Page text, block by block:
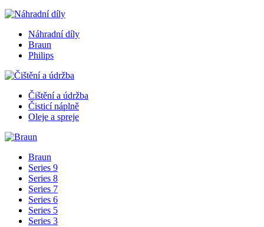
Náhradní díly
Braun
Philips
Čištění a údržba
Čisticí náplně
Oleje a spreje
Braun
Series 9
Series 8
Series 7
Series 6
Series 5
Series 3